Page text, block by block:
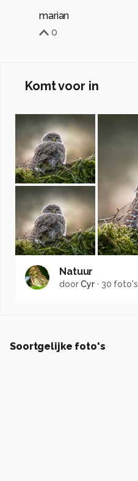
marian
0
Komt voor in
Natuur
doorCyr · 30 foto's
Soortgelijke foto's